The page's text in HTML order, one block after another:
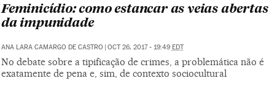
Feminicídio: como estancar as veias abertas
da impunidade
ANA LARA CAMARGO DE CASTRO | OCT 26, 2017 - 19:49 EDT
No debate sobre a tipificação de crimes, a problemática não é
exatamente de pena e, sim, de contexto sociocultural